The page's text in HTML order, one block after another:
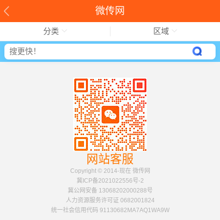
微传网
分类 区域
网站客服
Copyright © 2014-现在 微传网
冀ICP备2021022556号-2
冀公网安备 13068202000288号
人力资源服务许可证 0682001824
统一社会信用代码 91130682MA7AQ1WA9W